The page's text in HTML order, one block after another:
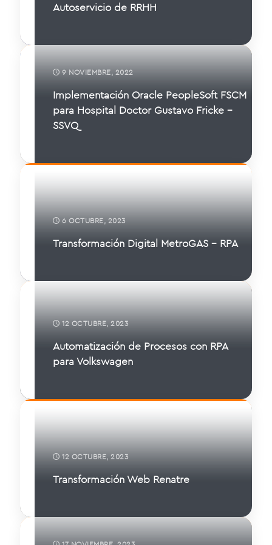
Autoservicio de RRHH
9 NOVIEMBRE, 2022
Implementación Oracle PeopleSoft FSCM
para Hospital Doctor Gustavo Fricke –
SSVQ
6 OCTUBRE, 2023
Transformación Digital MetroGAS – RPA
12 OCTUBRE, 2023
Automatización de Procesos con RPA
para Volkswagen
12 OCTUBRE, 2023
Transformación Web Renatre